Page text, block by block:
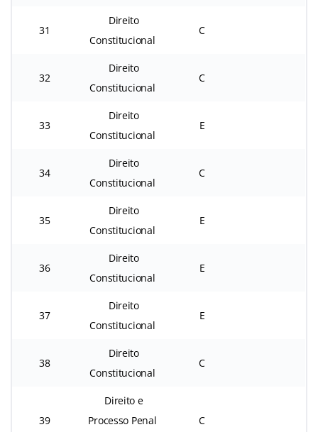
31
Direito
Constitucional
C
32
Direito
Constitucional
C
33
Direito
Constitucional
E
34
Direito
Constitucional
C
35
Direito
Constitucional
E
36
Direito
Constitucional
E
37
Direito
Constitucional
E
38
Direito
Constitucional
C
39
Direito e
Processo Penal
C